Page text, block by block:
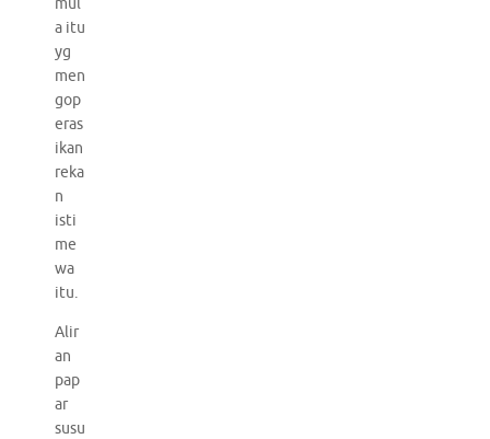
mul
a itu
yg
men
gop
eras
ikan
reka
n
isti
me
wa
itu.
Alir
an
pap
ar
susu